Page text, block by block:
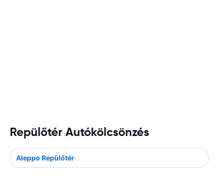
Repülőtér Autókölcsönzés
Aleppo Repülőtér